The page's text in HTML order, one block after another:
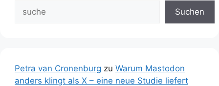
Suchen
Petra van Cronenburg zu Warum Mastodon
anders klingt als X – eine neue Studie liefert